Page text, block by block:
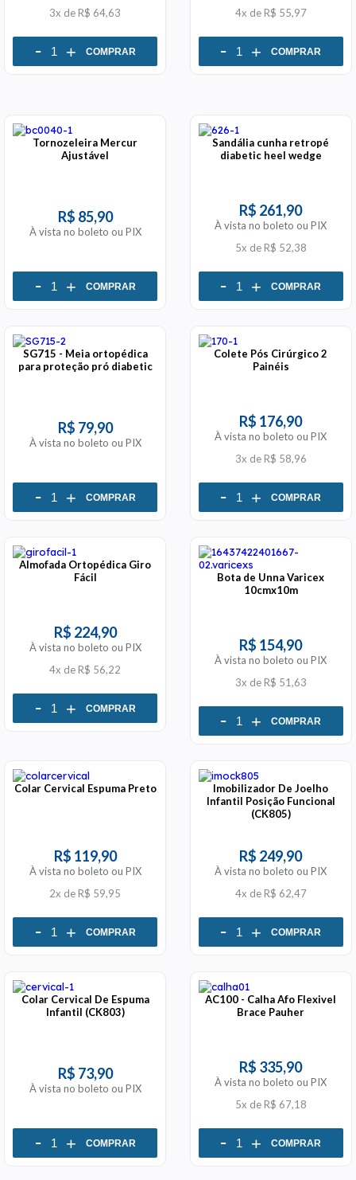
3x de R$ 64,63
- + COMPRAR
4x de R$ 55,97
- + COMPRAR
Tornozeleira Mercur
Ajustável
R$ 85,90
À vista no boleto ou PIX
- + COMPRAR
Sandália cunha retropé
diabetic heel wedge
R$ 261,90
À vista no boleto ou PIX
5x de R$ 52,38
- + COMPRAR
SG715 - Meia ortopédica
para proteção pró diabetic
R$ 79,90
À vista no boleto ou PIX
- + COMPRAR
Colete Pós Cirúrgico 2
Painéis
R$ 176,90
À vista no boleto ou PIX
3x de R$ 58,96
- + COMPRAR
Almofada Ortopédica Giro
Fácil
R$ 224,90
À vista no boleto ou PIX
4x de R$ 56,22
- + COMPRAR
Bota de Unna Varicex
10cmx10m
R$ 154,90
À vista no boleto ou PIX
3x de R$ 51,63
- + COMPRAR
Colar Cervical Espuma Preto
R$ 119,90
À vista no boleto ou PIX
2x de R$ 59,95
- + COMPRAR
Imobilizador De Joelho
Infantil Posição Funcional
(CK805)
R$ 249,90
À vista no boleto ou PIX
4x de R$ 62,47
- + COMPRAR
Colar Cervical De Espuma
Infantil (CK803)
R$ 73,90
À vista no boleto ou PIX
- + COMPRAR
AC100 - Calha Afo Flexivel
Brace Pauher
R$ 335,90
À vista no boleto ou PIX
5x de R$ 67,18
- + COMPRAR